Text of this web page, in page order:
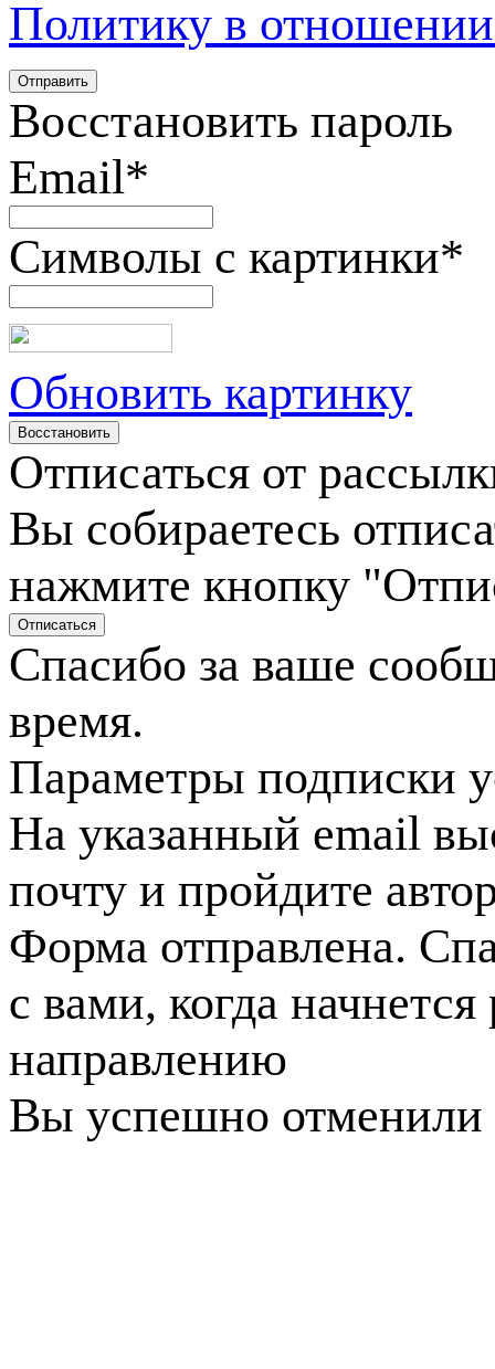
Политику в
Восстановить пароль
Email*
Символы с картинки*
Обновить картинку
Отписаться от
Вы собираетесь
нажмите кнопку
Спасибо за ваше
время.
Параметры подписки
На указанный email
почту и пройдите
Форма отправлена.
с вами, когда
направлению
Вы успешно отменили